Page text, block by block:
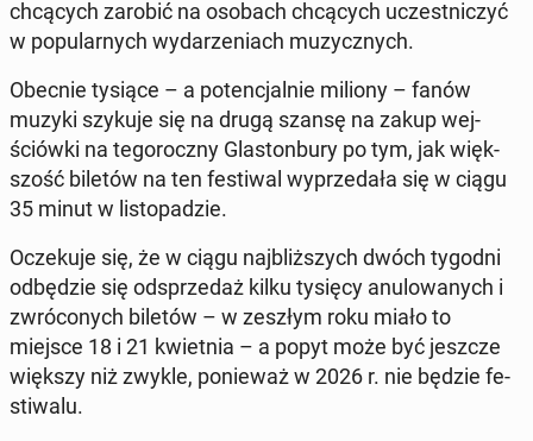
chcą­cych zarobić na osobach chcą­cych uczest­ni­czyć
w po­pu­lar­nych wy­da­rze­niach mu­zycz­nych.
Obecnie tysiące – a po­ten­cjal­nie miliony – fanów
muzyki szykuje się na drugą szansę na zakup wej­
ściów­ki na te­go­rocz­ny Gla­ston­bu­ry po tym, jak więk­
szość biletów na ten fe­sti­wal wy­prze­da­ła się w ciągu
35 minut w li­sto­pa­dzie.
Ocze­ku­je się, że w ciągu naj­bliż­szych dwóch tygodni
od­bę­dzie się od­sprze­daż kilku tysięcy anu­lo­wa­nych i
zwró­co­nych biletów – w zeszłym roku miało to
miejsce 18 i 21 kwiet­nia – a popyt może być jeszcze
większy niż zwykle, po­nie­waż w 2026 ​​r. nie będzie fe­
sti­wa­lu.